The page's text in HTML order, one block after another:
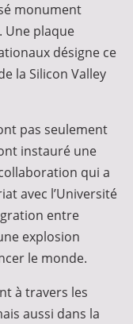
monument
Une plaque
désigne ce
la Silicon Valley
pas seulement
instauré une
qui a
avec l’Université
entre
explosion
le monde.
à travers les
aussi dans la